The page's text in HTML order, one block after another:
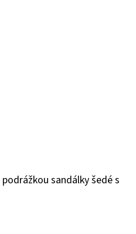
sandálky šedé s